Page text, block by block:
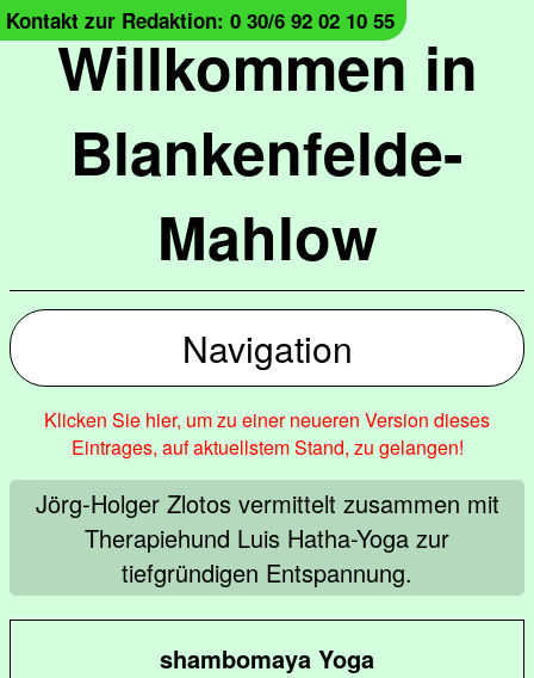
Willkommen in
Blankenfelde-
Mahlow
Kontakt zur Redaktion: 0 30/6 92 02 10 55
Navigation
Klicken Sie hier, um zu einer neueren Version dieses
Eintrages, auf aktuellstem Stand, zu gelangen!
Jörg-Holger Zlotos vermittelt zusammen mit
Therapiehund Luis Hatha-Yoga zur
tiefgründigen Entspannung.
shambomaya Yoga